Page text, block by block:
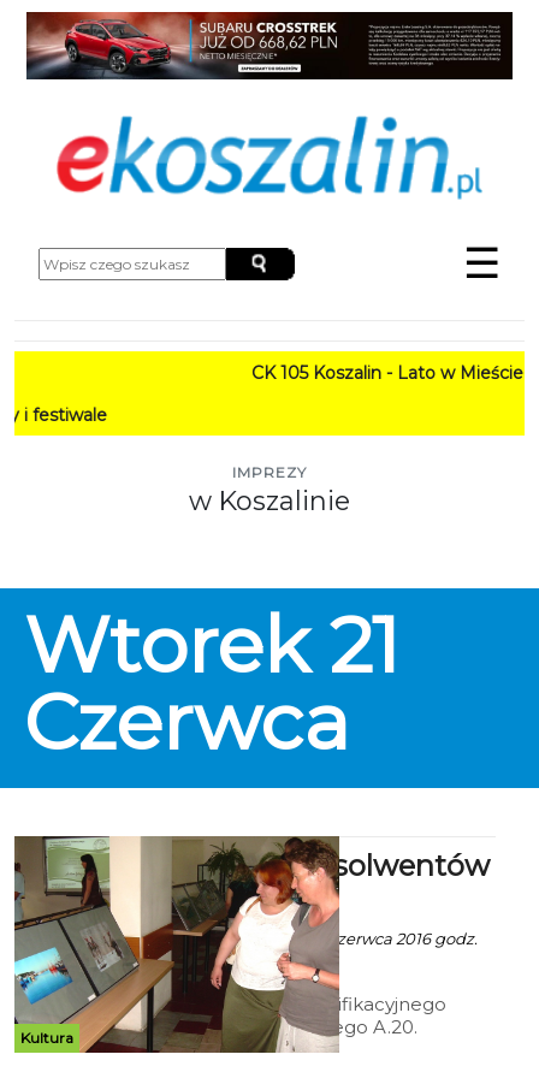
☰
CK 105 Koszalin - Lato w Mieście HARMONOGRAM
IMPREZY
w Koszalinie
Wtorek 21
Czerwca
Kultura
Zdjęcia absolwentów
CKU
Robert Kuliński - 3 Czerwca 2016 godz.
20:26
Absolwenci Kwalifikacyjnego
Kursu Zawodowego A.20.
rejestracja i obróbka obrazu, który